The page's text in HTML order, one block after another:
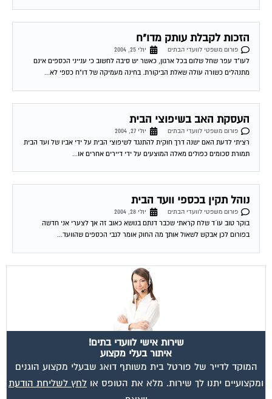
הזכות לקבלת עותק מדו"ח
פורום משפטי לוועדי הבתים
יולי 25, 2004
לעו"ד עפר שחל שלום בכל ארגון, כאשר יש סיבה לחשוב כי ענייני הכספים אינם
מתנהלים כשורה עולה שאלת הביקורת. בחינה מעמיקה של דו"ח כספי לא...
העסקת האב בשיפוצי הבית
פורום משפטי לוועדי הבתים
יולי 27, 2004
רציתי לדעת האם ישנה דרך חוקית להתנגד לשיפוצי הבית על ידי אביו של ועד הבית
תמורת סכומים כפולים מאלה המוצעים על ידי דיירים אחרים או...
נוהל תקין בכספי וועד הבית
פורום משפטי לוועדי הבתים
יולי 28, 2004
בוקר טוב עו´ד שלח קראתי שכבר דנתם בנושא כאוב זה אך לצערי אני חדשה
בפורום לכן אבקש לשאול אותך מה החוק אומר לגבי הכספים שהוועד...
שירות אישי לוועדי בתים!
איתור בעלי מקצוע
המוקד לדייר של פורטל בית משותף דואג שבעלי מקצוע הוגנים
ומקצועיים יתנו לך שירות. מלא את הטופס או לחץ לשליחת הודעת